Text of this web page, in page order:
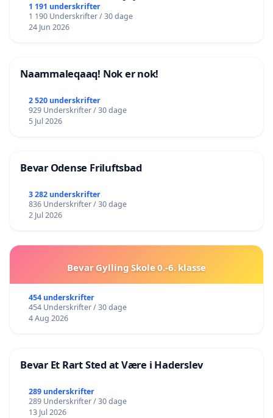
lokalområde i balance
1 191 underskrifter
1 190 Underskrifter / 30 dage
24 Jun 2026
Naammaleqaaq! Nok er nok!
2 520 underskrifter
929 Underskrifter / 30 dage
5 Jul 2026
Bevar Odense Friluftsbad
3 282 underskrifter
836 Underskrifter / 30 dage
2 Jul 2026
Bevar Gylling Skole 0.-6. klasse
454 underskrifter
454 Underskrifter / 30 dage
4 Aug 2026
Bevar Et Rart Sted at Være i Haderslev
289 underskrifter
289 Underskrifter / 30 dage
13 Jul 2026